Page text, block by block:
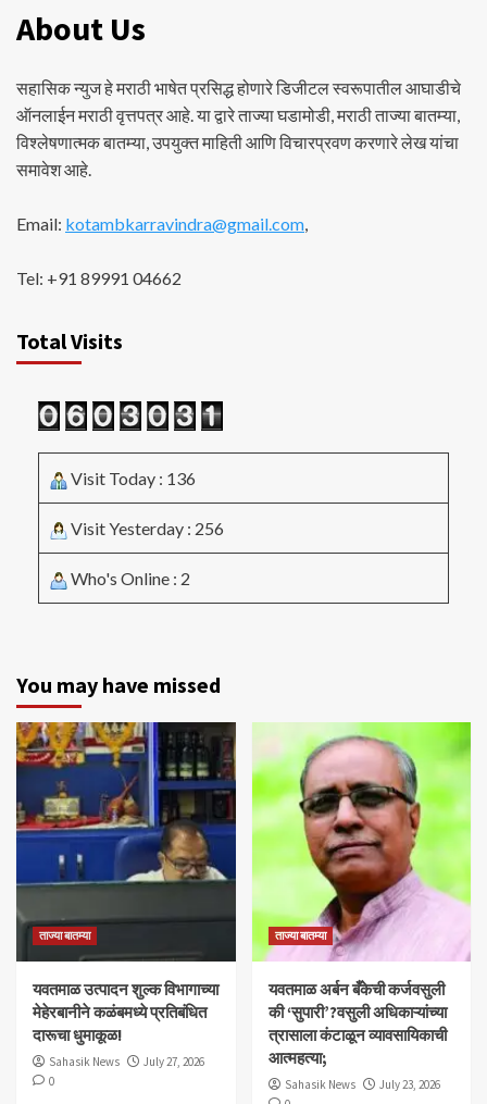
About Us
सहासिक न्युज हे मराठी भाषेत प्रसिद्ध होणारे डिजीटल स्वरूपातील आघाडीचे
ऑनलाईन मराठी वृत्तपत्र आहे. या द्वारे ताज्या घडामोडी, मराठी ताज्या बातम्या,
विश्लेषणात्मक बातम्या, उपयुक्त माहिती आणि विचारप्रवण करणारे लेख यांचा
समावेश आहे.
Email: kotambkarravindra@gmail.com
Tel: +91 89991 04662
Total Visits
Visit Today : 136
Visit Yesterday : 256
Who's Online : 2
You may have missed
ताज्या बातम्या
यवतमाळ उत्पादन शुल्क विभागाच्या
मेहेरबानीने कळंबमध्ये प्रतिबंधित
दारूचा धुमाकूळ!
Sahasik News
July 27, 2026
0
ताज्या बातम्या
​यवतमाळ अर्बन बँकेची कर्जवसुली
की ‘सुपारी’?वसुली अधिकाऱ्यांच्या
त्रासाला कंटाळून व्यावसायिकाची
आत्महत्या;
Sahasik News
July 23, 2026